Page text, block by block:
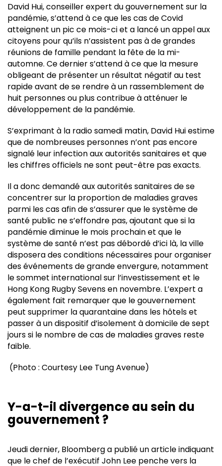
David Hui, conseiller expert du gouvernement sur la
pandémie, s’attend à ce que les cas de Covid
atteignent un pic ce mois-ci et a lancé un appel aux
citoyens pour qu’ils n’assistent pas à de grandes
réunions de famille pendant la fête de la mi-
automne. Ce dernier s’attend à ce que la mesure
obligeant de présenter un résultat négatif au test
rapide avant de se rendre à un rassemblement de
huit personnes ou plus contribue à atténuer le
développement de la pandémie.
S’exprimant à la radio samedi matin, David Hui estime
que de nombreuses personnes n’ont pas encore
signalé leur infection aux autorités sanitaires et que
les chiffres officiels ne sont peut-être pas exacts.
Il a donc demandé aux autorités sanitaires de se
concentrer sur la proportion de maladies graves
parmi les cas afin de s’assurer que le système de
santé public ne s’effondre pas, ajoutant que si la
pandémie diminue le mois prochain et que le
système de santé n’est pas débordé d’ici là, la ville
disposera des conditions nécessaires pour organiser
des événements de grande envergure, notamment
le sommet international sur l’investissement et le
Hong Kong Rugby Sevens en novembre. L’expert a
également fait remarquer que le gouvernement
peut supprimer la quarantaine dans les hôtels et
passer à un dispositif d’isolement à domicile de sept
jours si le nombre de cas de maladies graves reste
faible.
(Photo : Courtesy Lee Tung Avenue)
Y-a-t-il divergence au sein du
gouvernement ?
Jeudi dernier, Bloomberg a publié un article indiquant
que le chef de l’exécutif John Lee penche vers la